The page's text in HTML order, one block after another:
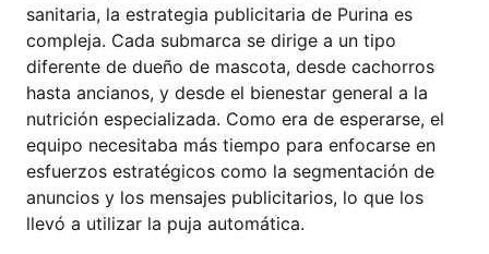
sanitaria, la estrategia publicitaria de Purina es
compleja. Cada submarca se dirige a un tipo
diferente de dueño de mascota, desde cachorros
hasta ancianos, y desde el bienestar general a la
nutrición especializada. Como era de esperarse, el
equipo necesitaba más tiempo para enfocarse en
esfuerzos estratégicos como la segmentación de
anuncios y los mensajes publicitarios, lo que los
llevó a utilizar la puja automática.